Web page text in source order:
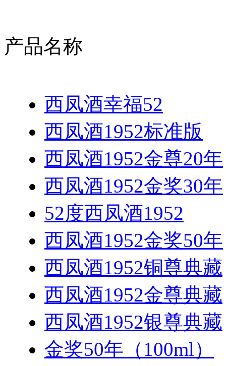
产品名称
西凤酒幸福52
西凤酒1952标准版
西凤酒1952金尊20年
西凤酒1952金奖30年
52度西凤酒1952
西凤酒1952金奖50年
西凤酒1952铜尊典藏
西凤酒1952金尊典藏
西凤酒1952银尊典藏
金奖50年（100ml）